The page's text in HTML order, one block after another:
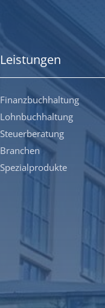
Leistungen
Finanzbuchhaltung
Lohnbuchhaltung
Steuerberatung
Branchen
Spezialprodukte